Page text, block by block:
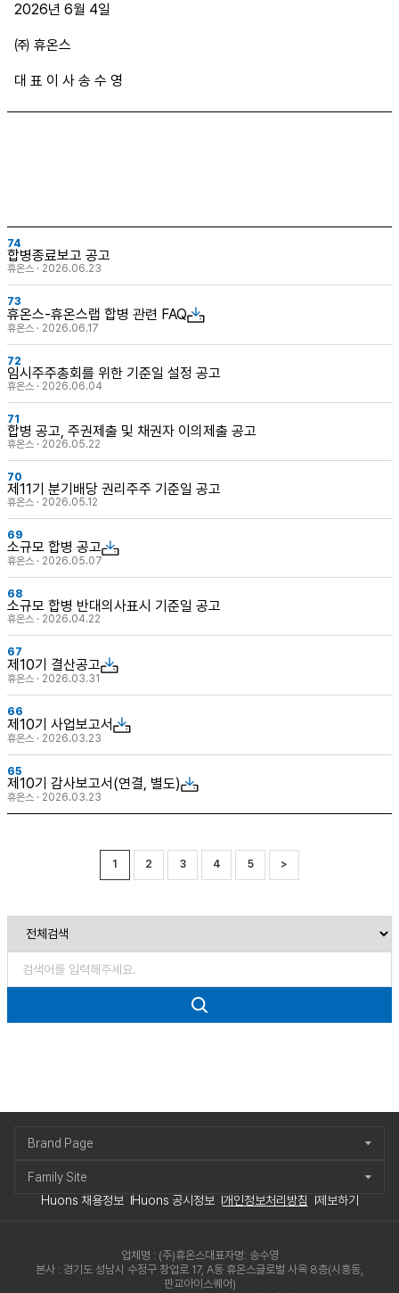
2026년 6월 4일
㈜ 휴온스
대 표 이 사 송 수 영
74
합병종료보고 공고
휴온스 · 2026.06.23
73
휴온스-휴온스랩 합병 관련 FAQ
휴온스 · 2026.06.17
72
임시주주총회를 위한 기준일 설정 공고
휴온스 · 2026.06.04
71
합병 공고, 주권제출 및 채권자 이의제출 공고
휴온스 · 2026.05.22
70
제11기 분기배당 권리주주 기준일 공고
휴온스 · 2026.05.12
69
소규모 합병 공고
휴온스 · 2026.05.07
68
소규모 합병 반대의사표시 기준일 공고
휴온스 · 2026.04.22
67
제10기 결산공고
휴온스 · 2026.03.31
66
제10기 사업보고서
휴온스 · 2026.03.23
65
제10기 감사보고서(연결, 별도)
휴온스 · 2026.03.23
1 2 3 4 5 >
Huons 채용정보 Huons 공시정보 개인정보처리방침 제보하기
Brand Page
Family Site
업체명 : (주)휴온스대표자명: 송수영
본사 : 경기도 성남시 수정구 창업로 17, A동 휴온스글로벌 사옥 8층(시흥동,
판교아이스퀘어)